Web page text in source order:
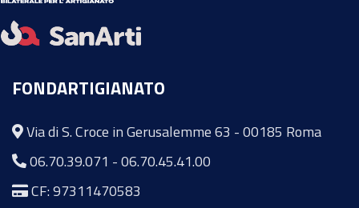
FONDARTIGIANATO
Via di S. Croce in Gerusalemme 63 - 00185 Roma
06.70.39.071 -06.70.45.41.00
CF: 97311470583